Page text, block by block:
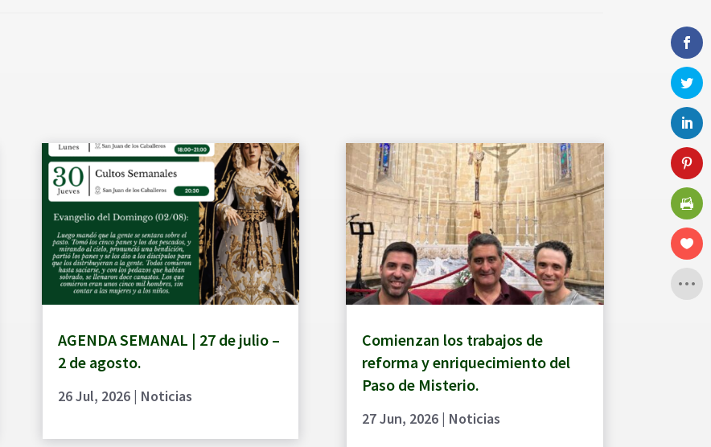
AGENDA SEMANAL | 27 de julio –
2 de agosto.
26 Jul, 2026| Noticias
Comienzan los trabajos de
reforma y enriquecimiento del
Paso de Misterio.
27 Jun, 2026| Noticias